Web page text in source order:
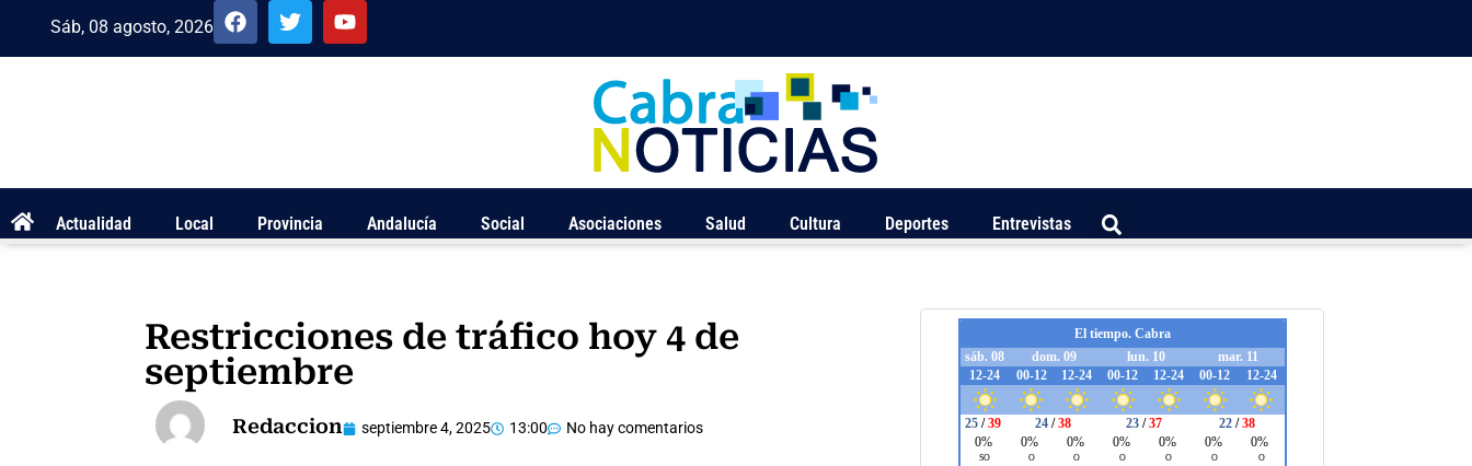
Sáb, 08 agosto, 2026
Actualidad Local Provincia Andalucía Social Asociaciones Salud Cultura Deportes Entrevistas
Restricciones de tráfico hoy 4 de
septiembre
Redaccion septiembre 4, 2025 13:00 No hay comentarios